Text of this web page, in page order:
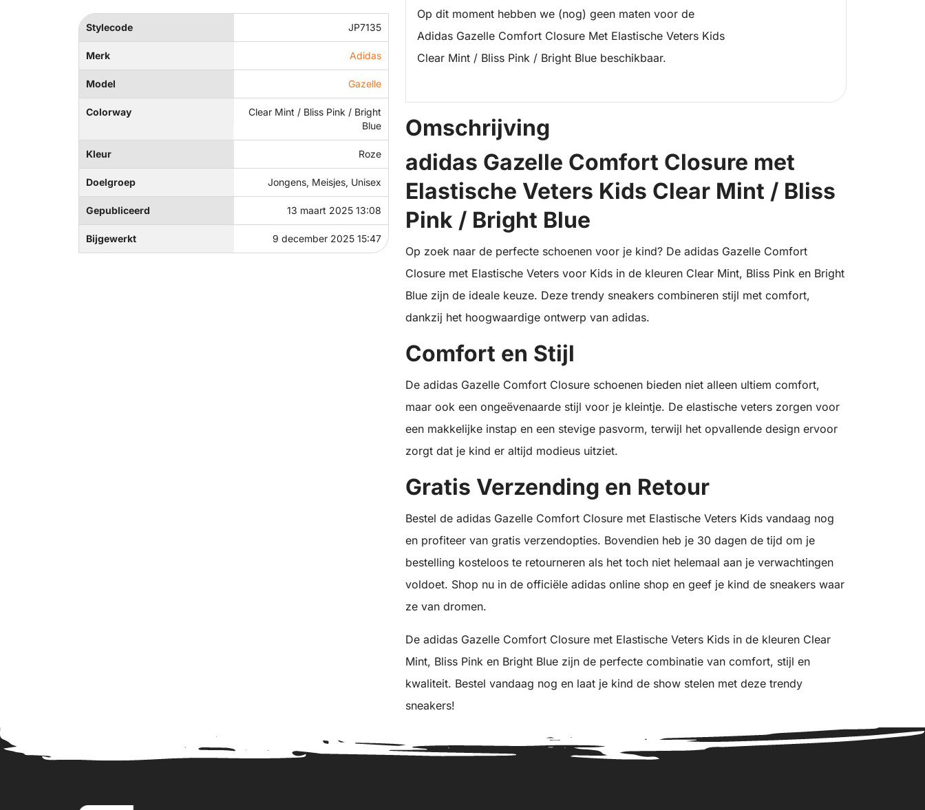
Stylecode JP7135
Merk Adidas
Model Gazelle
Colorway
Clear Mint / Bliss Pink / Bright
Blue
Kleur Roze
Doelgroep Jongens, Meisjes, Unisex
Gepubliceerd 13 maart 2025 13:08
Bijgewerkt 9 december 2025 15:47
Op dit moment hebben we (nog) geen maten voor de
Adidas Gazelle Comfort Closure Met Elastische Veters Kids
Clear Mint / Bliss Pink / Bright Blue beschikbaar.
Omschrijving
adidas Gazelle Comfort Closure met
Elastische Veters Kids Clear Mint / Bliss
Pink / Bright Blue
Op zoek naar de perfecte schoenen voor je kind? De adidas Gazelle Comfort
Closure met Elastische Veters voor Kids in de kleuren Clear Mint, Bliss Pink en Bright
Blue zijn de ideale keuze. Deze trendy sneakers combineren stijl met comfort,
dankzij het hoogwaardige ontwerp van adidas.
Comfort en Stijl
De adidas Gazelle Comfort Closure schoenen bieden niet alleen ultiem comfort,
maar ook een ongeëvenaarde stijl voor je kleintje. De elastische veters zorgen voor
een makkelijke instap en een stevige pasvorm, terwijl het opvallende design ervoor
zorgt dat je kind er altijd modieus uitziet.
Gratis Verzending en Retour
Bestel de adidas Gazelle Comfort Closure met Elastische Veters Kids vandaag nog
en profiteer van gratis verzendopties. Bovendien heb je 30 dagen de tijd om je
bestelling kosteloos te retourneren als het toch niet helemaal aan je verwachtingen
voldoet. Shop nu in de officiële adidas online shop en geef je kind de sneakers waar
ze van dromen.
De adidas Gazelle Comfort Closure met Elastische Veters Kids in de kleuren Clear
Mint, Bliss Pink en Bright Blue zijn de perfecte combinatie van comfort, stijl en
kwaliteit. Bestel vandaag nog en laat je kind de show stelen met deze trendy
sneakers!